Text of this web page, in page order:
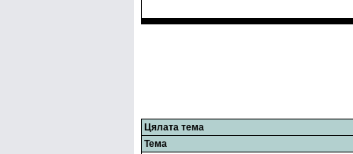
Цялата тема
Тема